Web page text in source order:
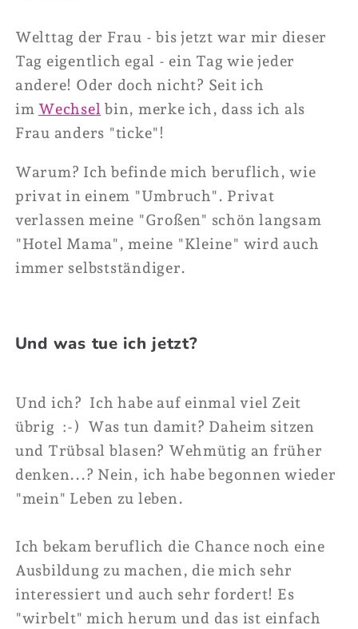
Welttag der Frau - bis jetzt war mir dieser
Tag eigentlich egal - ein Tag wie jeder
andere! Oder doch nicht? Seit ich
im Wechsel bin, merke ich, dass ich als
Frau anders "ticke"!
Warum? Ich befinde mich beruflich, wie
privat in einem "Umbruch". Privat
verlassen meine "Großen" schön langsam
"Hotel Mama", meine "Kleine" wird auch
immer selbstständiger.
Und was tue ich jetzt?
Und ich? Ich habe auf einmal viel Zeit
übrig :-) Was tun damit? Daheim sitzen
und Trübsal blasen? Wehmütig an früher
denken...? Nein, ich habe begonnen wieder
"mein" Leben zu leben.
Ich bekam beruflich die Chance noch eine
Ausbildung zu machen, die mich sehr
interessiert und auch sehr fordert! Es
"wirbelt" mich herum und das ist einfach